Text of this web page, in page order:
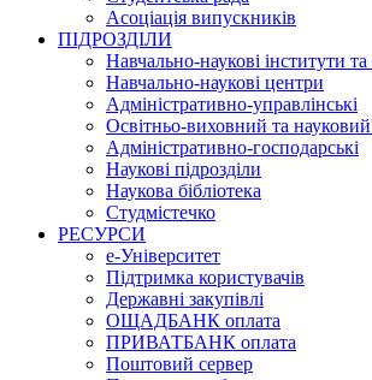
Асоціація випускників
ПІДРОЗДІЛИ
Навчально-наукові інститути та
Навчально-наукові центри
Адміністративно-управлінські
Освітньо-виховний та
Адміністративно-господарські
Наукові підрозділи
Наукова бібліотека
Студмістечко
РЕСУРСИ
е-Університет
Підтримка користувачів
Державні закупівлі
ОЩАДБАНК оплата
ПРИВАТБАНК оплата
Поштовий сервер